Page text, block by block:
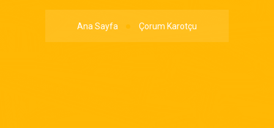
Ana Sayfa Çorum Karotçu